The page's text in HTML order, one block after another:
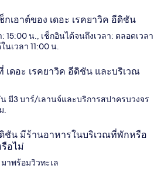
กเอาต์ของ เดอะ เรคยาวิค อีดิชัน
15:00 น., เช็กอินได้จนถึงเวลา: ตลอดเวลา
นเวลา 11:00 น.
เดอะ เรคยาวิค อีดิชัน และบริเวณ
น มี3 บาร์/เลานจ์และบริการสปาครบวงจร
.
ดิชัน มีร้านอาหารในบริเวณที่พักหรือ
อไม่
มาพร้อมวิวทะเล